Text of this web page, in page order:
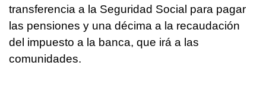
transferencia a la Seguridad Social para pagar
las pensiones y una décima a la recaudación
del impuesto a la banca, que irá a las
comunidades.